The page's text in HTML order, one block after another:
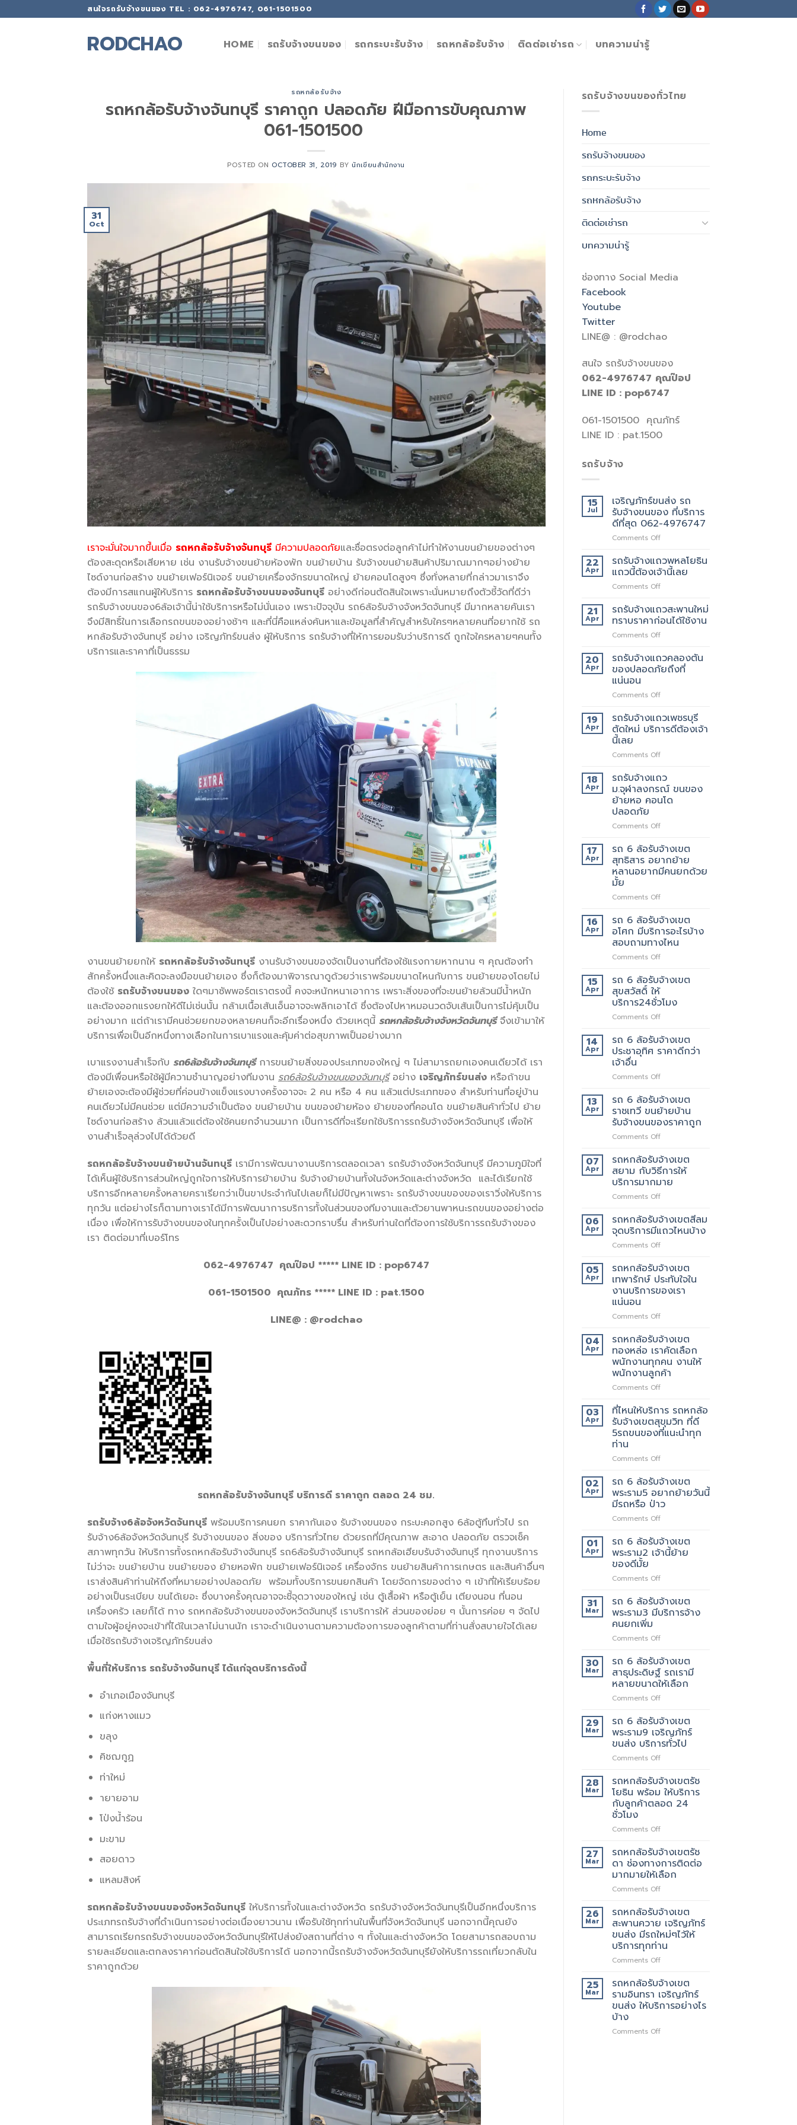
to
สนใจรถรับจ้างขนของ TEL : 062-4976747, 061-1501500
RODCHAO HOME รถรับจ้างขนของ รถกระบะรับจ้าง รถหกล้อรับจ้าง ติดต่อเช่ารถ บทความน่ารู้
รถหกล้อรับจ้าง
รถหกล้อรับจ้างจันทบุรี ราคาถูก ปลอดภัย ฝีมือการขับคุณภาพ
061-1501500
POSTED ONOCTOBER 31, 2019 BYนักเขียนสำนักงาน
31
Oct
เราจะมั่นใจมากขึ้นเมื่อ รถหกล้อรับจ้างจันทบุรี มีความปลอดภัยและซื่อตรงต่อลูกค้าไม่ทำให้งานขนย้ายของต่างๆ
ต้องสะดุดหรือเสียหาย เช่น งานรับจ้างขนย้ายห้องพัก ขนย้ายบ้าน รับจ้างขนย้ายสินค้าปริมาณมากๆอย่างย้าย
ไซด์งานก่อสร้าง ขนย้ายเฟอร์นิเจอร์ ขนย้ายเครื่องจักรขนาดใหญ่ ย้ายคอนโดสูงๆ ซึ่งทั่งหลายที่กล่าวมาเราจึง
ต้องมีการสแกนผู้ให้บริการ รถหกล้อรับจ้างขนของจันทบุรี อย่างดีก่อนตัดสินใจเพราะนั่นหมายถึงตัวชี้วัดที่ดีว่า
รถรับจ้างขนของ6ล้อเจ้านี้น่าใช้บริการหรือไม่นั่นเอง เพราะปัจจุบัน รถ6ล้อรับจ้างจังหวัดจันทบุรี มีมากหลายคันเรา
จึงมีสิทธิ์ในการเลือกรถขนของอย่างช้าๆ และที่นี่คือแหล่งค้นหาและข้อมูลที่สำคัญสำหรับใครๆหลายคนที่อยากใช้ รถ
หกล้อรับจ้างจันทบุรี อย่าง เจริญภัทร์ขนส่ง ผู้ให้บริการ รถรับจ้างที่ให้การยอมรับว่าบริการดี ถูกใจใครหลายๆคนทั้ง
บริการและราคาที่เป็นธรรม
งานขนย้ายยกให้ รถหกล้อรับจ้างจันทบุรี งานรับจ้างขนของจัดเป็นงานที่ต้องใช้แรงกายหากนาน ๆ คุณต้องทำ
สักครั้งหนึ่งและคิดจะลงมือขนย้ายเอง ซึ่งก็ต้องมาพิจารณาดูด้วยว่าเราพร้อมขนาดไหนกับการ ขนย้ายของโดยไม่
ต้องใช้ รถรับจ้างขนของ ใดๆมาซัพพอร์ตเราตรงนี้ คงจะหนักหนาเอาการ เพราะสิ่งของที่จะขนย้ายล้วนมีน้ำหนัก
และต้องออกแรงยกให้ดีไม่เช่นนั้น กล้ามเนื้อเส้นเอ็นอาจจะพลิกเอาได้ ซึ่งต้องไปหาหมอนวดจับเส้นเป็นการไม่คุ้มเป็น
อย่างมาก แต่ถ้าเรามีคนช่วยยกของหลายคนก็จะอีกเรื่องหนึ่ง ด้วยเหตุนี้ รถหกล้อรับจ้างจังหวัดจันทบุรีจึงเข้ามาให้
บริการเพื่อเป็นอีกหนึ่งทางเลือกในการเบาแรงและคุ้มค่าต่อสุขภาพเป็นอย่างมาก
เบาแรงงานสำเร็จกับ รถ6ล้อรับจ้างจันทบุรีการขนย้ายสิ่งของประเภทของใหญ่ ๆ ไม่สามารถยกเองคนเดียวได้ เรา
ต้องมีเพื่อนหรือใช้ผู้มีความชำนาญอย่างทีมงาน รถ6ล้อรับจ้างขนของจันทบุรีอย่าง เจริญภัทร์ขนส่ง หรือถ้าขน
ย้ายเองจะต้องมีผู้ช่วยที่ค่อนข้างแข็งแรงบางครั้งอาจจะ 2 คน หรือ 4 คน แล้วแต่ประเภทของ สำหรับท่านที่อยู่บ้าน
คนเดียวไม่มีคนช่วย แต่มีความจำเป็นต้อง ขนย้ายบ้าน ขนของย้ายห้อง ย้ายของที่คอนโด ขนย้ายสินค้าทั่วไป ย้าย
ไซด์งานก่อสร้าง ล้วนแล้วแต่ต้องใช้คนยกจำนวนมาก เป็นการดีที่จะเรียกใช้บริการรถรับจ้างจังหวัดจันทบุรี เพื่อให้
งานสำเร็จลุล่วงไปได้ด้วยดี
รถหกล้อรับจ้างขนย้ายบ้านจันทบุรี เรามีการพัฒนางานบริการตลอดเวลา รถรับจ้างจังหวัดจันทบุรี มีความภูมิใจที่
ได้เห็นผู้ใช้บริการส่วนใหญ่ถูกใจการให้บริการย้ายบ้าน รับจ้างย้ายบ้านทั้งในจังหวัดและต่างจังหวัด และได้เรียกใช้
บริการอีกหลายครั้งหลายคราเรียกว่าเป็นขาประจำกันไปเลยก็ไม่มีปัญหาเพราะ รถรับจ้างขนของของเราวิ่งให้บริการ
ทุกวัน แต่อย่างไรก็ตามทางเราได้มีการพัฒนาการบริการทั้งในส่วนของทีมงานและตัวยานพาหนะรถขนของอย่างต่อ
เนื่อง เพื่อให้การรับจ้างขนของในทุกครั้งเป็นไปอย่างสะดวกราบรื่น สำหรับท่านใดที่ต้องการใช้บริการรถรับจ้างของ
เรา ติดต่อมาที่เบอร์โทร
062-4976747 คุณป๊อป ***** LINE ID : pop6747
061-1501500 คุณภัทร ***** LINE ID : pat.1500
LINE@ : @rodchao
รถหกล้อรับจ้างจันทบุรี บริการดี ราคาถูก ตลอด 24 ชม.
รถรับจ้าง6ล้อจังหวัดจันทบุรี พร้อมบริการคนยก ราคากันเอง รับจ้างขนของ กระบะคอกสูง 6ล้อตู้ทึบทั่วไป รถ
รับจ้าง6ล้อจังหวัดจันทบุรี รับจ้างขนของ สิ่งของ บริการทั่วไทย ด้วยรถที่มีคุณภาพ สะอาด ปลอดภัย ตรวจเช็ค
สภาพทุกวัน ให้บริการทั้งรถหกล้อรับจ้างจันทบุรี รถ6ล้อรับจ้างจันทบุรี รถหกล้อเฮียบรับจ้างจันทบุรี ทุกงานบริการ
ไม่ว่าจะ ขนย้ายบ้าน ขนย้ายของ ย้ายหอพัก ขนย้ายเฟอร์นิเจอร์ เครื่องจักร ขนย้ายสินค้าการเกษตร และสินค้าอื่นๆ
เราส่งสินค้าท่านให้ถึงที่หมายอย่างปลอดภัย พร้อมทั้งบริการขนยกสินค้า โดยจัดการของต่าง ๆ เข้าที่ให้เรียบร้อย
อย่างเป็นระเบียบ ขนได้เยอะ ซึ่งบางครั้งคุณอาจจะชี้จุดวางของใหญ่ เช่น ตู้เสื้อผ้า หรือตู้เย็น เตียงนอน ที่นอน
เครื่องครัว เลยก็ได้ ทาง รถหกล้อรับจ้างขนของจังหวัดจันทบุรี เราบริการให้ ส่วนของย่อย ๆ นั้นการค่อย ๆ จัดไป
ตามใจผู้อยู่คงจะเข้าที่ได้ในเวลาไม่นานนัก เราจะดำเนินงานตามความต้องการของลูกค้าตามที่ท่านสั่งสบายใจได้เลย
เมื่อใช้รถรับจ้างเจริญภัทร์ขนส่ง
พื้นที่ให้บริการ รถรับจ้างจันทบุรี ได้แก่จุดบริการดังนี้
อำเภอเมืองจันทบุรี
แก่งหางแมว
ขลุง
คิชฌกูฏ
ท่าใหม่
ายายอาม
โป่งน้ำร้อน
มะขาม
สอยดาว
แหลมสิงห์
รถหกล้อรับจ้างขนของจังหวัดจันทบุรี ให้บริการทั้งในและต่างจังหวัด รถรับจ้างจังหวัดจันทบุรีเป็นอีกหนึ่งบริการ
ประเภทรถรับจ้างที่ดำเนินการอย่างต่อเนื่องยาวนาน เพื่อรับใช้ทุกท่านในพื้นที่จังหวัดจันทบุรี นอกจากนี้คุณยัง
สามารถเรียกรถรับจ้างขนของจังหวัดจันทบุรีให้ไปส่งยังสถานที่ต่าง ๆ ทั้งในและต่างจังหวัด โดยสามารถสอบถาม
รายละเอียดและตกลงราคาก่อนตัดสินใจใช้บริการได้ นอกจากนี้รถรับจ้างจังหวัดจันทบุรียังให้บริการรถเที่ยวกลับใน
ราคาถูกด้วย
รถรับจ้างขนของทั่วไทย
Home
รถรับจ้างขนของ
รถกระบะรับจ้าง
รถหกล้อรับจ้าง
ติดต่อเช่ารถ
บทความน่ารู้
ช่องทาง Social Media
Facebook
Youtube
Twitter
LINE@ : @rodchao
สนใจ รถรับจ้างขนของ
062-4976747 คุณป๊อป
LINE ID : pop6747
061-1501500 คุณภัทร์
LINE ID : pat.1500
รถรับจ้าง
15
Jul
เจริญภัทร์ขนส่ง รถ
รับจ้างขนของ ที่บริการ
ดีที่สุด 062-4976747
Comments Offon
ริญ
ภัทร์
ขนส่ง
รถ
ขน
ของ
ที่สุด
062-
22
Apr
รถรับจ้างแถวพหลโยธิน
แถวนี้ต้องเจ้านี้เลย
Comments Offon
รับจ้าง
แถว
พหลโยธิน
แถว
ต้อง
เจ้า
21
Apr
รถรับจ้างแถวสะพานใหม่
ทราบราคาก่อนได้ใช้งาน
Comments Offon
รับจ้าง
แถว
สะพาน
ทราบ
ก่อน
ได้
ใช้
20
Apr
รถรับจ้างแถวคลองตัน
ของปลอดภัยถึงที่
แน่นอน
Comments Offon
รับจ้าง
แถว
คลองตัน
ปลอดภัย
แน่นอน
19
Apr
รถรับจ้างแถวเพชรบุรี
ตัดใหม่ บริการดีต้องเจ้า
นี้เลย
Comments Offon
รับจ้าง
แถว
เพชรบุรี
ตัด
บริการ
ต้อง
เจ้า
นี้
เลย
18
Apr
รถรับจ้างแถว
ม.จุฬาลงกรณ์ ขนของ
ย้ายหอ คอนโด
ปลอดภัย
Comments Offon
รับ
จ้าง
แถวม.จุฬาลงกรณ์
ขน
ย้าย
คอน
โด
ปลอดภัย
17
Apr
รถ 6 ล้อรับจ้างเขต
สุทธิสาร อยากย้าย
หลานอยากมีคนยกด้วย
มั้ย
Comments Offon
6
ล้อ
รับจ้าง
เขต
สุทธิสาร
ย้าย
หลาน
อยาก
มี
คน
ด้วย
มั้ย
16
Apr
รถ 6 ล้อรับจ้างเขต
อโศก มีบริการอะไรบ้าง
สอบถามทางไหน
Comments Offon
6
ล้อ
รับจ้าง
เขต
อโศก
บริการ
อะไร
บ้าง
ทาง
15
Apr
รถ 6 ล้อรับจ้างเขต
สุขสวัสดิ์ ให้
บริการ24ชั่วโมง
Comments Offon
6
ล้อ
รับจ้าง
สุขสวัสดิ์
บริการ24ชั่วโมง
14
Apr
รถ 6 ล้อรับจ้างเขต
ประชาอุทิศ ราคาดีกว่า
เจ้าอื่น
Comments Offon
6
ล้อ
รับจ้าง
เขต
ประชาอุทิศ
ดี
กว่า
เจ้า
อื่น
13
Apr
รถ 6 ล้อรับจ้างเขต
ราชเทวี ขนย้ายบ้าน
รับจ้างขนของราคาถูก
Comments Offon
6
ล้อ
รับจ้าง
เขต
ราชเทวี
ย้าย
บ้าน
รับจ้าง
ขน
ราคา
ถูก
07
Apr
รถหกล้อรับจ้างเขต
สยาม กับวิธีการให้
บริการมากมาย
Comments Offon
หก
ล้อ
รับจ้าง
เขต
กับ
วิธี
การ
ให้
มากมาย
06
Apr
รถหกล้อรับจ้างเขตสีลม
จุดบริการมีแถวไหนบ้าง
Comments Offon
หก
ล้อ
รับจ้าง
เขต
จุด
มี
แถว
ไหน
บ้าง
05
Apr
รถหกล้อรับจ้างเขต
เทพารักษ์ ประทับใจใน
งานบริการของเรา
แน่นอน
Comments Offon
หก
ล้อ
รับจ้าง
เขต
เทพารักษ์
ประทับ
ใน
งาน
บริการ
ของ
แน่นอน
04
Apr
รถหกล้อรับจ้างเขต
ทองหล่อ เราคัดเลือก
พนักงานทุกคน งานให้
พนักงานลูกค้า
Comments Offon
หก
ล้อ
รับจ้าง
เขต
เรา
เลือก
พนักงาน
ทุก
คน
งาน
พนักงาน
ลูกค้า
03
Apr
ที่ไหนให้บริการ รถหกล้อ
รับจ้างเขตสุขุมวิท ที่ดี
5รถขนของที่แนะนำทุก
ท่าน
Comments Offon
ให้
บริการ
รถ
หก
ล้อ
เขต
สุขุมวิท
ที่
5รถ
ของ
ที่
ท่าน
02
Apr
รถ 6 ล้อรับจ้างเขต
พระราม5 อยากย้ายวันนี้
มีรถหรือ ป่าว
Comments Offon
6
ล้อ
รับจ้าง
พระราม5
ย้าย
วัน
นี้
รถ
ป่าว
01
Apr
รถ 6 ล้อรับจ้างเขต
พระราม2 เจ้านี้ย้าย
ของดีมั้ย
Comments Offon
6
ล้อ
รับจ้าง
พระราม2
นี้
ย้าย
ของดี
มั้ย
31
Mar
รถ 6 ล้อรับจ้างเขต
พระราม3 มีบริการจ้าง
คนยกเพิ่ม
Comments Offon
6
ล้อ
รับจ้าง
เขต
พระราม3
บริการ
จ้าง
คน
ยก
เพิ่ม
30
Mar
รถ 6 ล้อรับจ้างเขต
สาธุประดิษฐ์ รถเรามี
หลายขนาดให้เลือก
Comments Offon
6
ล้อ
รับจ้าง
เขต
สาธุประดิษฐ์
เรา
มี
หลาย
ขนาด
เลือก
29
Mar
รถ 6 ล้อรับจ้างเขต
พระราม9 เจริญภัทร์
ขนส่ง บริการทั่วไป
Comments Offon
6
ล้อ
รับจ้าง
เขต
เจ
ภัทร์
ขนส่ง
บริการ
ทั่วไป
28
Mar
รถหกล้อรับจ้างเขตรัช
โยธิน พร้อม ให้บริการ
กับลูกค้าตลอด 24
ชั่วโมง
Comments Offon
หก
ล้อ
รับจ้าง
เขต
รัช
พร้อม
ให้
บริการ
กับ
ลูกค้า
ตลอด
ชั่วโมง
27
Mar
รถหกล้อรับจ้างเขตรัช
ดา ช่องทางการติดต่อ
มากมายให้เลือก
Comments Offon
หก
ล้อ
รับจ้าง
เขต
รัช
ดา
ทางการ
ติดต่อ
มากมาย
ให้
26
Mar
รถหกล้อรับจ้างเขต
สะพานควาย เจริญภัทร์
ขนส่ง มีรถใหม่ๆไว้ให้
บริการทุกท่าน
Comments Offon
หก
ล้อ
รับจ้าง
เขต
เจ
25
Mar
รถหกล้อรับจ้างเขต
รามอินทรา เจริญภัทร์
ขนส่ง ให้บริการอย่างไร
บ้าง
Comments Offon